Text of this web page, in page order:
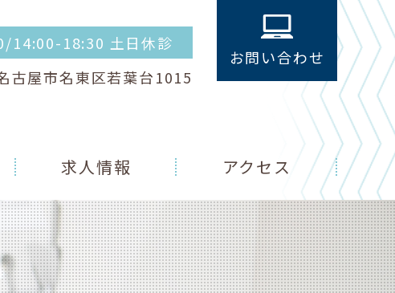
14:00-18:30 土日休診
古屋市名東区若葉台1015
お問い合わせ
求人情報 アクセス